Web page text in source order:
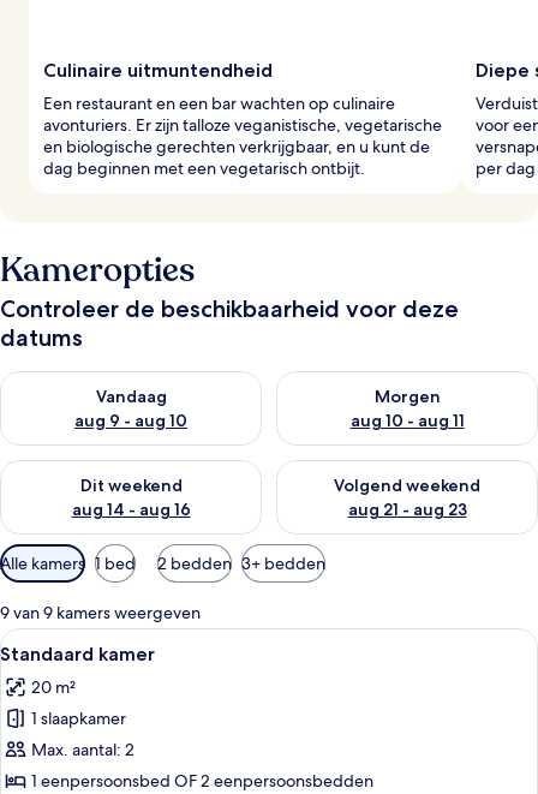
Culinaire uitmuntendheid
Een restaurant en een bar wachten op culinaire
avonturiers. Er zijn talloze veganistische, vegetarische
en biologische gerechten verkrijgbaar, en u kunt de
dag beginnen met een vegetarisch ontbijt.
Diepe
voor
per
Kameropties
Controleer de beschikbaarheid voor deze
datums
Vandaag
aug 9 - aug 10
De beschikbaarheid controleren voor vanavond aug 9 - aug
Morgen
aug 10 - aug 11
De beschikbaarheid
Dit weekend
aug 14 - aug 16
De beschikbaarheid controleren voor dit weekend aug 14 -
Volgend weekend
aug 21 - aug 23
De beschikbaarheid
Beschikbare
filters
voor
kamers
Alle kamers 1 bed 2 bedden 3+ bedden
9 van 9 kamers weergeven
Alle
foto's
voor
Standaard
kamer
laden
Een hotelkamer met een bed, twee
10
Standaard kamer
20 m²
1 slaapkamer
Max. aantal: 2
1 eenpersoonsbed OF 2 eenpersoonsbedden